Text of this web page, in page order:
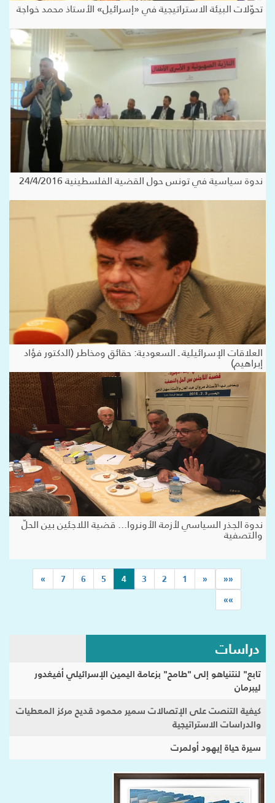
تحوّلات البيئة الاستراتيجية في «إسرائيل» الأستاذ محمد خواجة
ندوة سياسية في تونس حول القضية الفلسطينية 24/4/2016
العلاقات الإسرائيلية ـ السعودية: حقائق ومخاطر (الدكتور فؤاد
إبراهيم)
ندوة الجذر السياسي لأزمة الأونروا... قضية اللاجئين بين الحلّ
والتصفية
««
«
1
2
3
4
(current)
5
6
7
»
»»
دراسات
تابع" لنتنياهو إلى "طامح" بزعامة اليمين الإسرائيلي أفيغدور
ليبرمان
كيفية التنصت على الإتصالات سمير محمود قديح مركز المعطيات
والدراسات الاستراتيجية
سيرة حياة إيهود أولمرت